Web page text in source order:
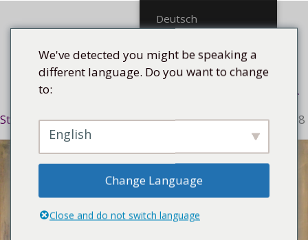
Menü
Startseite/Technik/Mischtechnik/ La senora roja, 2018
Deutsch
We've detected you might be speaking a
different language. Do you want to change
to:
English
Change Language
Close and do not switch language